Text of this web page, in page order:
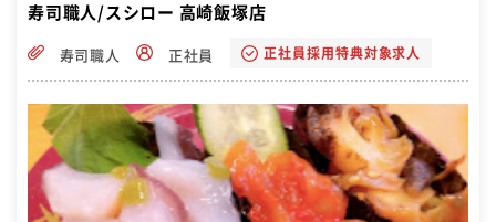
寿司職人/スシロー 高崎飯塚店
寿司職人 正社員 正社員採用特典対象求人